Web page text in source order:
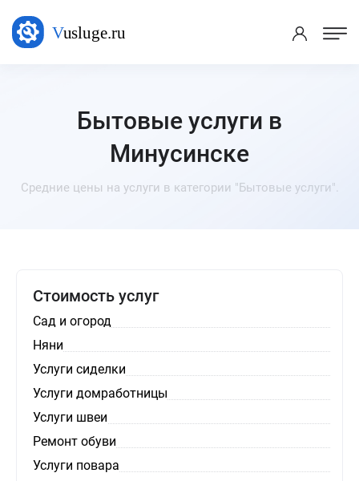
Бытовые услуги в
Минусинске
Средние цены на услуги в категории "Бытовые услуги".
Стоимость услуг
Сад и огород
Няни
Услуги сиделки
Услуги домработницы
Услуги швеи
Ремонт обуви
Услуги повара